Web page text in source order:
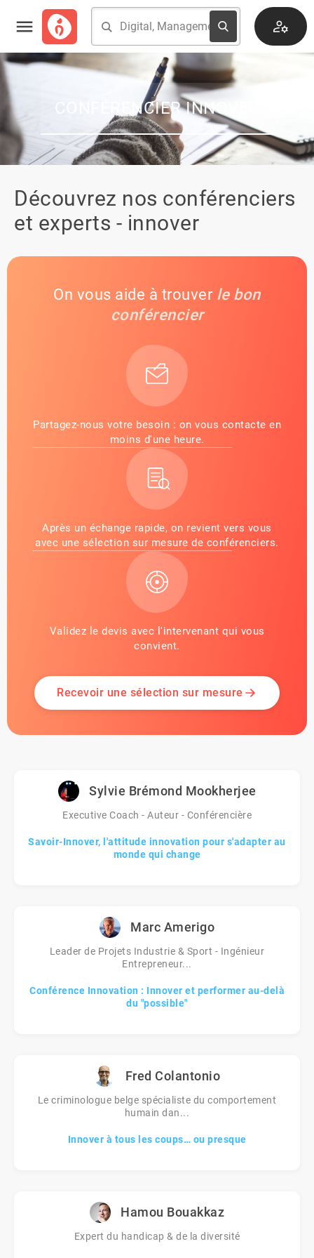
CONFÉRENCIER INNOVER
Découvrez nos conférenciers
et experts - innover
On vous aide à trouver le bon
conférencier
Partagez-nous votre besoin : on vous contacte en
moins d'une heure.
Après un échange rapide, on revient vers vous
avec une sélection sur mesure de conférenciers.
Validez le devis avec l'intervenant qui vous
convient.
Recevoir une sélection sur mesure
Sylvie Brémond Mookherjee
Executive Coach - Auteur - Conférencière
Savoir-Innover, l'attitude innovation pour s'adapter au
monde qui change
Marc Amerigo
Leader de Projets Industrie & Sport - Ingénieur
Entrepreneur...
Conférence Innovation : Innover et performer au-delà
du "possible"
Fred Colantonio
Le criminologue belge spécialiste du comportement
humain dan...
Innover à tous les coups… ou presque
Hamou Bouakkaz
Expert du handicap & de la diversité